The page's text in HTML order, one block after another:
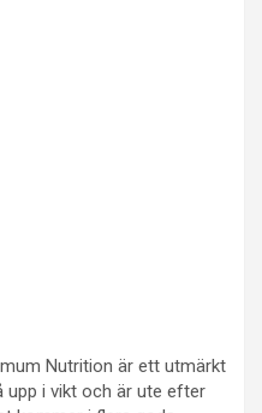
Nutrition är ett utmärkt
i vikt och är ute efter